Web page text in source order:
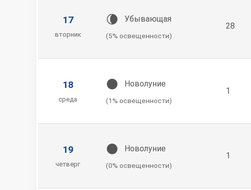
17
вторник
🌘 Убывающая
(5% освещенности)
28
18
среда
🌑 Новолуние
(1% освещенности)
1
19
четверг
🌑 Новолуние
(0% освещенности)
1